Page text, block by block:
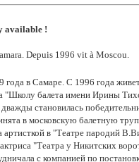
available !
Depuis 1996 vit à Moscou.
года в Самаре. С 1996 года
"Школу балета имени Ирины
становилась
в московскую балетную
артисткой в "Театре пародий
"Театра у Никитских
с компанией по